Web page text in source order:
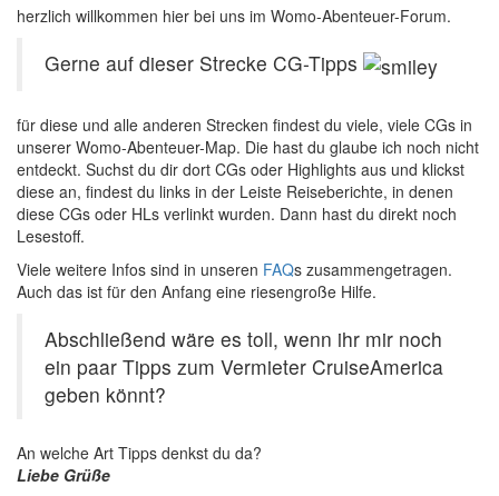
herzlich willkommen hier bei uns im Womo-Abenteuer-Forum.
Gerne auf dieser Strecke CG-Tipps
für diese und alle anderen Strecken findest du viele, viele CGs in
unserer Womo-Abenteuer-Map. Die hast du glaube ich noch nicht
entdeckt. Suchst du dir dort CGs oder Highlights aus und klickst
diese an, findest du links in der Leiste Reiseberichte, in denen
diese CGs oder HLs verlinkt wurden. Dann hast du direkt noch
Lesestoff.
Viele weitere Infos sind in unseren FAQs zusammengetragen.
Auch das ist für den Anfang eine riesengroße Hilfe.
Abschließend wäre es toll, wenn ihr mir noch
ein paar Tipps zum Vermieter CruiseAmerica
geben könnt?
An welche Art Tipps denkst du da?
Liebe Grüße